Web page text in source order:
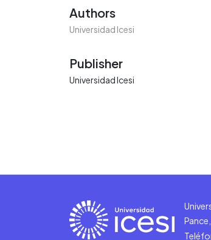
Authors
Universidad Icesi
Publisher
Universidad Icesi